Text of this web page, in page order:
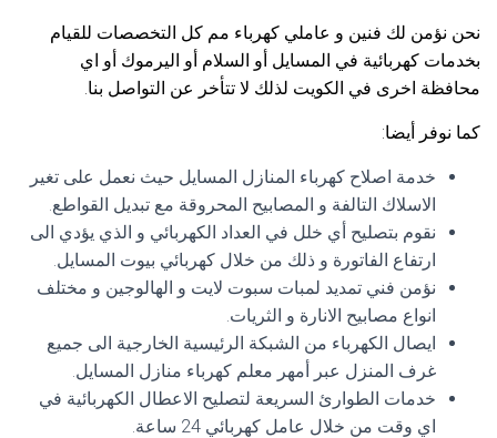
نحن نؤمن لك فنين و عاملي كهرباء مم كل التخصصات للقيام
بخدمات كهربائية في المسايل أو السلام أو اليرموك أو اي
محافظة اخرى في الكويت لذلك لا تتأخر عن التواصل بنا.
كما نوفر أيضا:
خدمة اصلاح كهرباء المنازل المسايل حيث نعمل على تغير
الاسلاك التالفة و المصابيح المحروقة مع تبديل القواطع.
نقوم بتصليح أي خلل في العداد الكهربائي و الذي يؤدي الى
ارتفاع الفاتورة و ذلك من خلال كهربائي بيوت المسايل.
نؤمن فني تمديد لمبات سبوت لايت و الهالوجين و مختلف
انواع مصابيح الانارة و الثريات.
ايصال الكهرباء من الشبكة الرئيسية الخارجية الى جميع
غرف المنزل عبر أمهر معلم كهرباء منازل المسايل.
خدمات الطوارئ السريعة لتصليح الاعطال الكهربائية في
اي وقت من خلال عامل كهربائي 24 ساعة.